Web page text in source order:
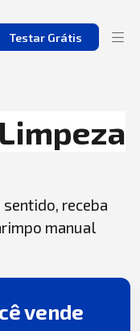
Testar Grátis
Limpeza
receba
manual
vende